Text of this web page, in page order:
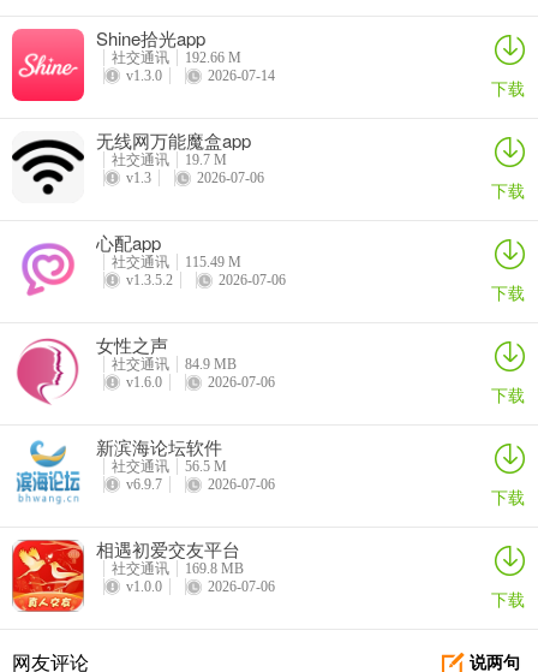
超级链接未来**是诈骗吗
超级链接未来是一款全新升级的综合社交玩法平台。它完成了经典内
容的平滑迁移与体验重构，像旅行世界群体对抗等核心玩法都完整保
留，账号资产与社交关系无缝同步，老用户能快速衔接，上线初期还
平台玩法革新，有全域沙盘策略战场。四大核心地块可自由探索征
战，比如个人城镇是私人基地，群基地能强化防御等。狗狗新系统上
调整。
关于大家关心的“超级链接未来**是诈骗吗”这个问题，目前没有直接关
联信息表明它存在诈骗情况。这款软件在社交体验上有诸多创新和优
化，能给用户带来全新社交乐趣与策略对抗体验，大家可以放心尝
试，按照简单的注册登录流程来开启新社交之旅。
超级链接未来app怎么注册，怎么登录？
1、选择下载超级链接未来app；
Shine拾光app
社交通讯
192.66 M
v1.3.0
2026-07-14 下载
无线网万能魔盒app
社交通讯
19.7 M
v1.3
2026-07-06 下载
心配app
社交通讯
115.49 M
v1.3.5.2
2026-07-06 下载
女性之声
社交通讯
84.9 MB
v1.6.0
2026-07-06 下载
新滨海论坛软件
社交通讯
56.5 M
v6.9.7
2026-07-06 下载
相遇初爱交友平台
社交通讯
169.8 MB
v1.0.0
2026-07-06 下载
说两句
网友评论